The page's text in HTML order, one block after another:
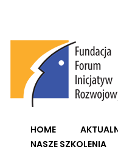
HOME
NASZE SZKOLENIA